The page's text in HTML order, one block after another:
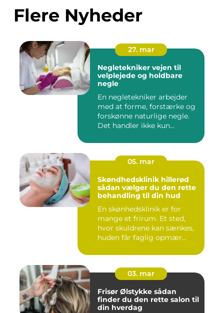
Flere Nyheder
27. mar
Negletekniker vejen til
velplejede og holdbare
negle
En negletekniker arbejder
med at forme, forstærke og
forskønne naturlige negle.
Det handler ikke kun...
05. mar
Skøndhedsklinik hillerød
sådan vælger du den rette
behandling til din hud
En skønhedsklinik er for
mange et frirum. Et sted,
hvor skuldrene kan sænkes,
huden får faglig opmær...
03. mar
Frisør Ølstykke sådan
finder du den rette salon til
din hverdag